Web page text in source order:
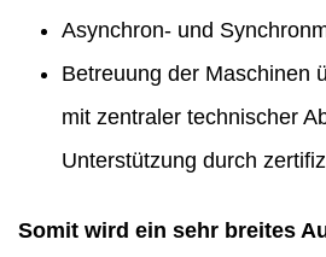
Asynchron- und
Betreuung der Maschinen
mit zentraler technischer
Unterstützung durch
Somit wird ein sehr breites